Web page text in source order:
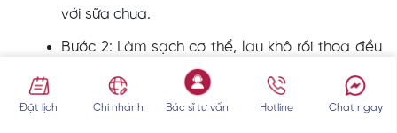
với sữa chua.
Bước 2: Làm sạch cơ thể, lau khô rồi thoa đều
Bước 3: Massage nhẹ nhàng khoảng 30 phút.
Đặt lịch Chi nhánh Bác sĩ tư vấn Hotline Chat ngay